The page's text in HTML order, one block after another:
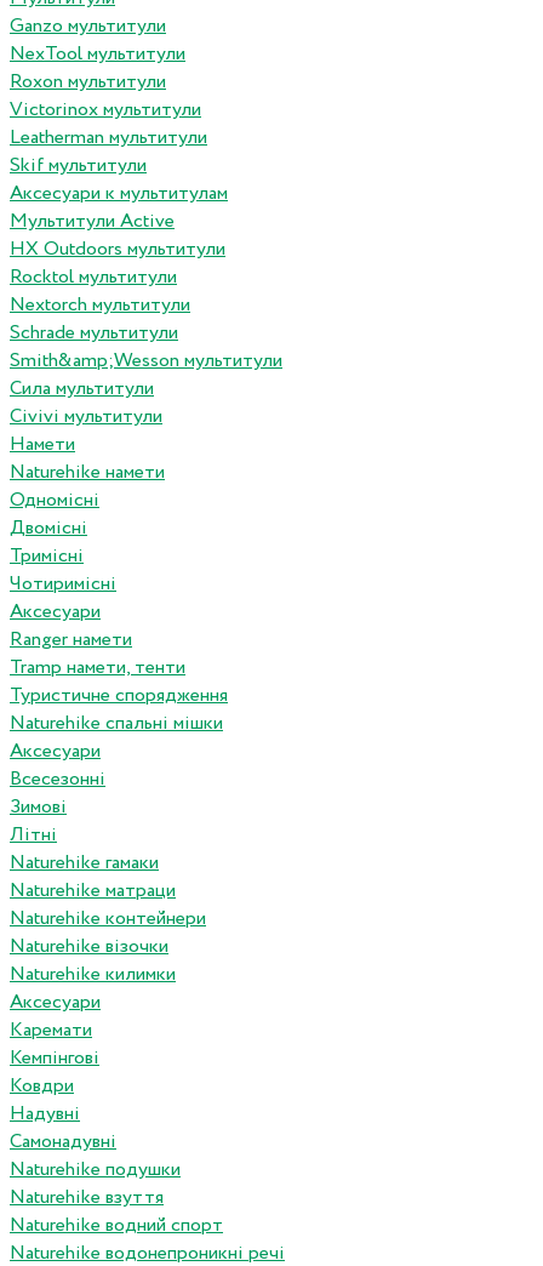
Ganzo мультитули
NexTool мультитули
Roxon мультитули
Victorinox мультитули
Leatherman мультитули
Skif мультитули
Аксесуари к мультитулам
Мультитули Active
HX Outdoors мультитули
Rocktol мультитули
Nextorch мультитули
Schrade мультитули
Smith&amp;Wesson мультитули
Сила мультитули
Civivi мультитули
Намети
Naturehike намети
Одномісні
Двомісні
Тримісні
Чотиримісні
Аксесуари
Ranger намети
Tramp намети, тенти
Туристичне спорядження
Naturehike спальні мішки
Аксесуари
Всесезонні
Зимові
Літні
Naturehike гамаки
Naturehike матраци
Naturehike контейнери
Naturehike візочки
Naturehike килимки
Аксесуари
Каремати
Кемпінгові
Ковдри
Надувні
Самонадувні
Naturehike подушки
Naturehike взуття
Naturehike водний спорт
Naturehike водонепроникні речі